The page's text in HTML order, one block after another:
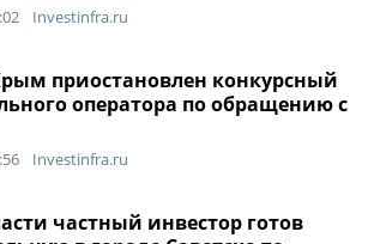
Investinfra.ru
приостановлен конкурсный
оператора по обращению с
Investinfra.ru
частный инвестор готов